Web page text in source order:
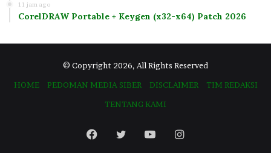
11 jam ago
CorelDRAW Portable + Keygen (x32-x64) Patch 2026
© Copyright 2026, All Rights Reserved
HOME
PEDOMAN MEDIA SIBER DISCLAIMER
TIM REDAKSI
TENTANG KAMI
Facebook
TwitterYouTubeInstagram